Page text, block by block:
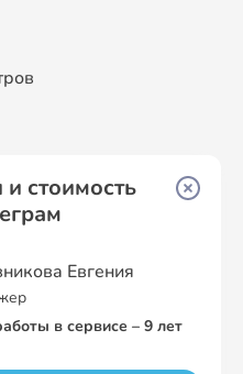
и стоимость
Евгения
в сервисе – 9 лет